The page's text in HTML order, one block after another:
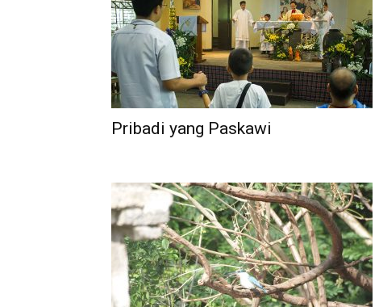
Pribadi yang Paskawi